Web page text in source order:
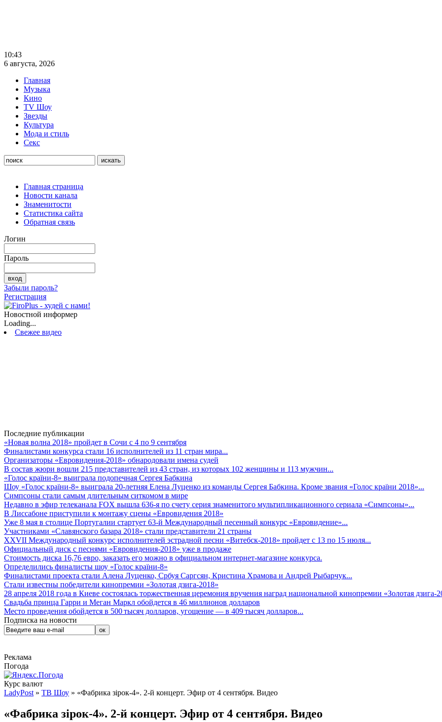
10:43
6 августа, 2026
Главная
Музыка
Кино
TV Шоу
Звезды
Культура
Мода и стиль
Секс
Главная страница
Новости канала
Знаменитости
Статистика сайта
Обратная связь
Логин
Пароль
Забыли пароль?
Регистрация
Новостной информер
Loading...
Свежее видео
Последние публикации
«Новая волна 2018» пройдет в Сочи с 4 по 9 сентября
Финалистами конкурса стали 16 исполнителей из 11 стран мира...
Организаторы «Евровидения-2018» обнародовали имена судей
В состав жюри вошли 215 представителей из 43 стран, из которых 102 женщины и 113 мужчин...
«Голос країни-8» выиграла подопечная Сергея Бабкина
Шоу «Голос країни-8» выиграла 20-летняя Елена Луценко из команды Сергея Бабкина. Кроме звания «Голос країни 2018»...
Симпсоны стали самым длительным ситкомом в мире
Недавно в эфир телеканала FOX вышла 636-я по счету серия знаменитого мультипликационного сериала «Симпсоны»...
В Лиссабоне приступили к монтажу сцены «Евровидения 2018»
Уже 8 мая в столице Португалии стартует 63-й Международный песенный конкурс «Евровидение»...
Участниками «Славянского базара 2018» стали представители 21 страны
XXVII Международный конкурс исполнителей эстрадной песни «Витебск-2018» пройдет с 13 по 15 июля...
Официальный диск с песнями «Евровидения-2018» уже в продаже
Стоимость диска 16,76 евро, заказать его можно в официальном интернет-магазине конкурса.
Определились финалисты шоу «Голос країни-8»
Финалистами проекта стали Алена Луценко, Србуя Саргсян, Кристина Храмова и Андрей Рыбарчук...
Стали известны победители кинопремии «Золотая дзига-2018»
28 апреля 2018 года в Киеве состоялась торжественная церемония вручения наград национальной кинопремии «Золотая дзига-
Свадьба принца Гарри и Меган Маркл обойдется в 46 миллионов долларов
Место проведения обойдется в 500 тысяч долларов, угощение — в 409 тысяч долларов...
Подписка на новости
Реклама
Погода
Курс валют
LadyPost » ТВ Шоу » «Фабрика зірок-4». 2-й концерт. Эфир от 4 сентября. Видео
«Фабрика зірок-4». 2-й концерт. Эфир от 4 сентября. Видео